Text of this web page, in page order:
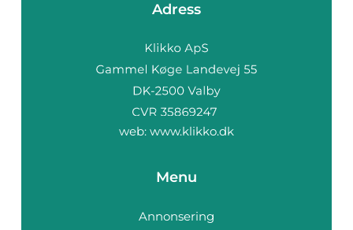
Adress
web: www.klikko.dk
Menu
Annonsering